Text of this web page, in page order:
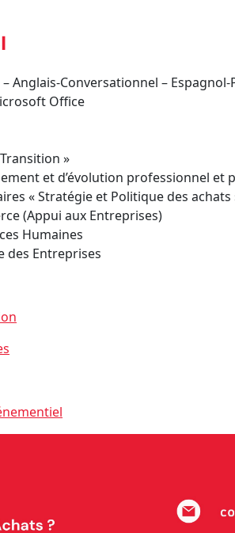
Anglais-Conversationnel –
Office
»
et d’évolution professionnel et
« Stratégie et Politique des achats
(Appui aux Entreprises)
Humaines
des Entreprises